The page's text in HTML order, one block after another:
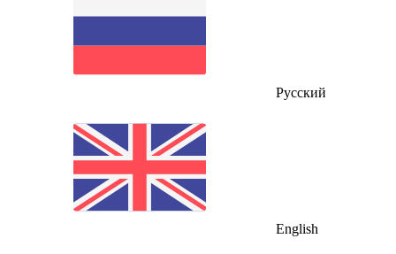
Русский
English